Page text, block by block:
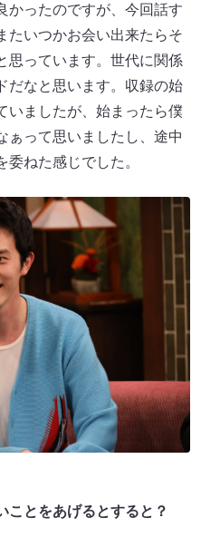
かったのですが、今回話す
たいつかお会い出来たらそ
思っています。世代に関係
だなと思います。収録の始
いましたが、始まったら僕
ぁって思いましたし、途中
ねた感じでした。
とをあげるとすると？